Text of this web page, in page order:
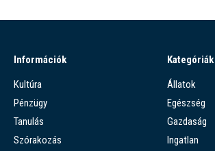
Információk
Kultúra
Pénzügy
Tanulás
Szórakozás
Kategóriák
Állatok
Egészség
Gazdaság
Ingatlan